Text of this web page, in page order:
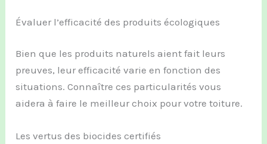
Évaluer l’efficacité des produits écologiques
Bien que les produits naturels aient fait leurs
preuves, leur efficacité varie en fonction des
situations. Connaître ces particularités vous
aidera à faire le meilleur choix pour votre toiture.
Les vertus des biocides certifiés